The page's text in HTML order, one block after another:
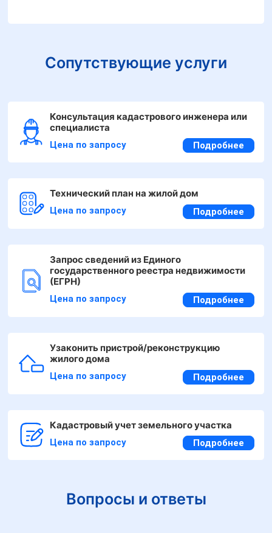
Сопутствующие услуги
Консультация кадастрового инженера или
специалиста
Цена по запросу Подробнее
Технический план на жилой дом
Цена по запросу Подробнее
Запрос сведений из Единого
государственного реестра недвижимости
(ЕГРН)
Цена по запросу Подробнее
Узаконить пристрой/реконструкцию
жилого дома
Цена по запросу Подробнее
Кадастровый учет земельного участка
Цена по запросу Подробнее
Вопросы и ответы